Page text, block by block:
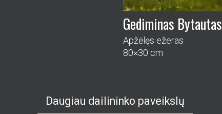
Gediminas Bytautas
Apžėlęs ežeras
80×30 cm
Daugiau dailininko paveikslų